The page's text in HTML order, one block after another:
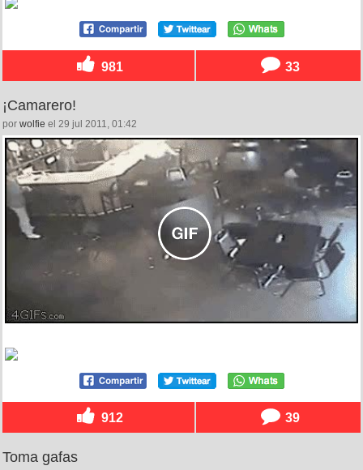
981 33
¡Camarero!
por wolfie el 29 jul 2011, 01:42
912 39
Toma gafas